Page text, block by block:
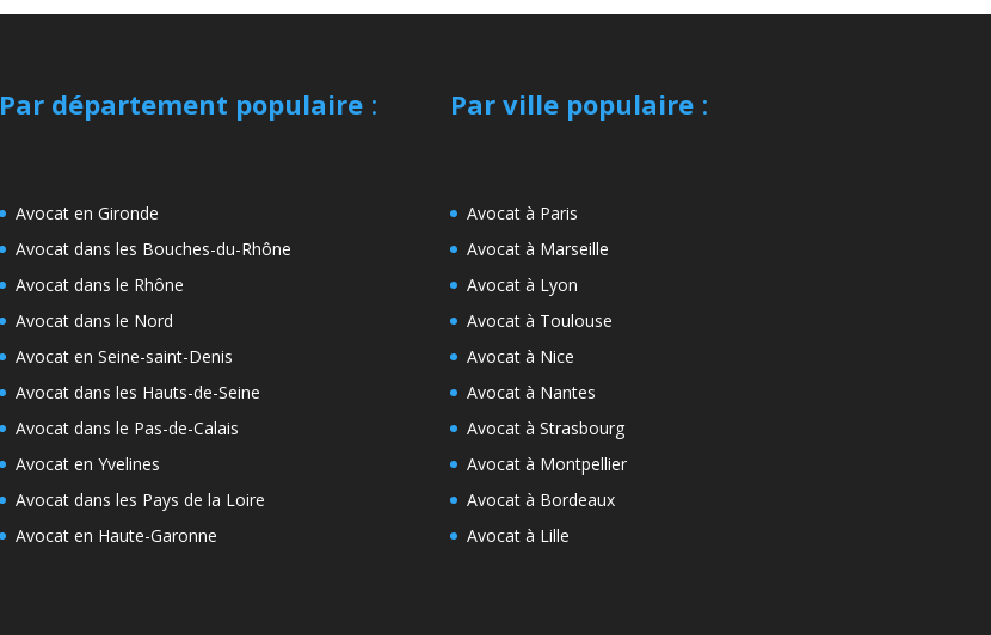
Par département populaire:
Avocat en Gironde
Avocat dans les Bouches-du-Rhône
Avocat dans le Rhône
Avocat dans le Nord
Avocat en Seine-saint-Denis
Avocat dans les Hauts-de-Seine
Avocat dans le Pas-de-Calais
Avocat en Yvelines
Avocat dans les Pays de la Loire
Avocat en Haute-Garonne
Par ville populaire:
Avocat à Paris
Avocat à Marseille
Avocat à Lyon
Avocat à Toulouse
Avocat à Nice
Avocat à Nantes
Avocat à Strasbourg
Avocat à Montpellier
Avocat à Bordeaux
Avocat à Lille